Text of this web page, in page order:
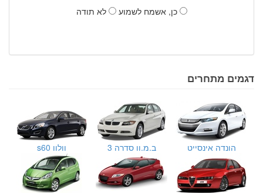
כן, אשמח לשמוע
לא תודה
דגמים מתחרים
הונדה אינסייט ב.מ.וו סדרה 3 וולוו s60